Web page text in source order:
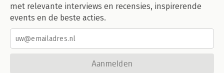
met relevante interviews en recensies, inspirerende
events en de beste acties.
Aanmelden